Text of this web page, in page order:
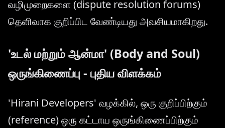
வழிமுறைகளை (dispute resolution forums)
தெளிவாக குறிப்பிட வேண்டியது அவசியமாகிறது.
'உடல் மற்றும் ஆன்மா' (Body and Soul)
ஒருங்கிணைப்பு - புதிய விளக்கம்
'Hirani Developers' வழக்கில், ஒரு குறிப்பிற்கும்
(reference) ஒரு கட்டாய ஒருங்கிணைப்பிற்கும்